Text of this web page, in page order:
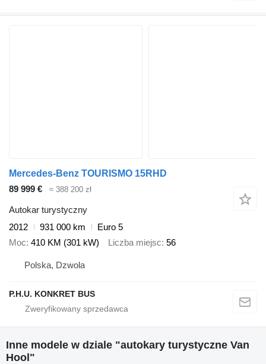
Mercedes-Benz TOURISMO 15RHD
89 999 €
≈ 388 200 zł
Autokar turystyczny
2012
931 000 km
Euro 5
Moc 410 KM (301 kW) Liczba miejsc 56
Polska, Dzwola
P.H.U. KONKRET BUS
Inne modele w dziale "autokary turystyczne Van
Hool"